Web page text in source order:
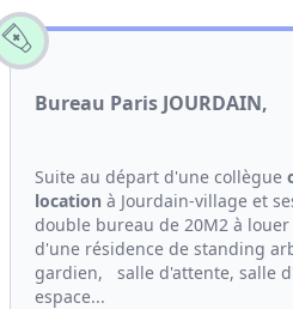
Bureau Paris JOURDAIN,
Suite au départ d'une collègue
location à Jourdain-village et
double bureau de 20M2 à
d'une résidence de standing
gardien, salle d'attente, salle
espace...